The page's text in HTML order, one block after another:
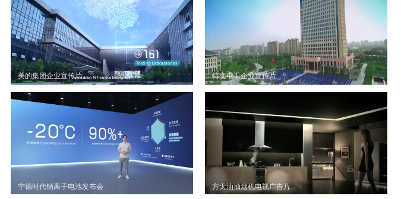
美的集团企业宣传片 特变电工企业宣传片
宁德时代钠离子电池发布会 方太油抽烟机电视广告片